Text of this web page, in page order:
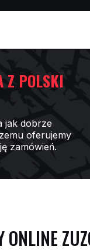
Z POLSKI
jak dobrze
oferujemy
zamówień.
ONLINE